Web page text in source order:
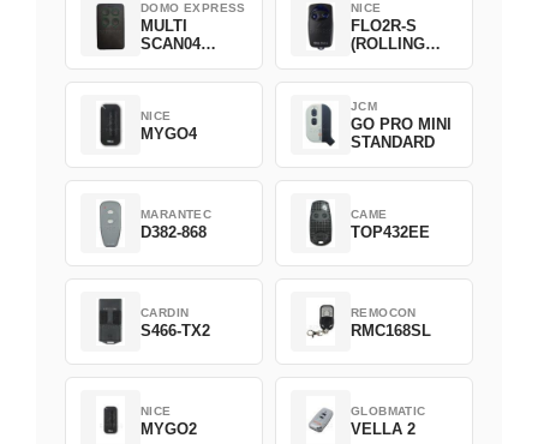
DOMO EXPRESS
MULTI
SCAN04
NICE
FLO2R-S
(ROLLING
NICE
MYGO4
JCM
GO PRO MINI
STANDARD
MARANTEC
D382-868
CAME
TOP432EE
CARDIN
S466-TX2
REMOCON
RMC168SL
NICE
MYGO2
GLOBMATIC
VELLA 2